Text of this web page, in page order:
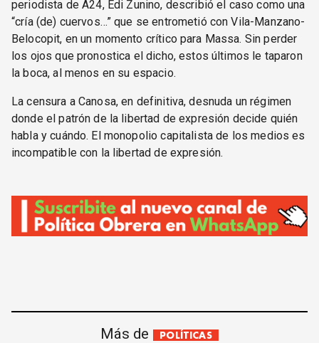
periodista de A24, Edi Zunino, describió el caso como una
“cría (de) cuervos…” que se entrometió con Vila-Manzano-
Belocopit, en un momento crítico para Massa. Sin perder
los ojos que pronostica el dicho, estos últimos le taparon
la boca, al menos en su espacio.
La censura a Canosa, en definitiva, desnuda un régimen
donde el patrón de la libertad de expresión decide quién
habla y cuándo. El monopolio capitalista de los medios es
incompatible con la libertad de expresión.
Más de POLÍTICAS